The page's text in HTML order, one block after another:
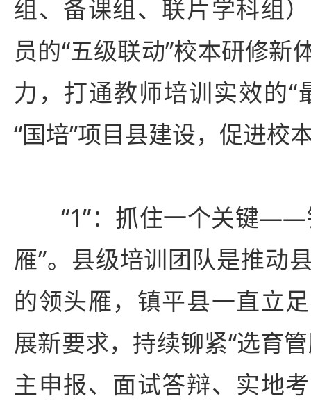
组、备课组、联片学科组
员的“五级联动”校本研修新
力，打通教师培训实效的“
“国培”项目县建设，促进校
“1”：抓住一个关键——
雁”。县级培训团队是推动
的领头雁，镇平县一直立
展新要求，持续铆紧“选育
主申报、面试答辩、实地